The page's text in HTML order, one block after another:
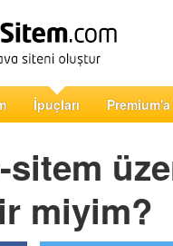
İpuçları
sitem
miyim?